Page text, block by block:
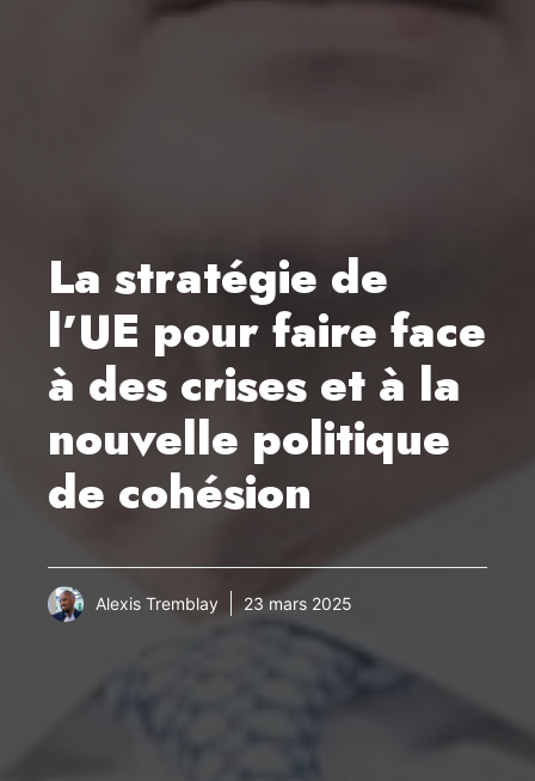
La stratégie de
l’UE pour faire face
à des crises et à la
nouvelle politique
de cohésion
Alexis Tremblay 23 mars 2025